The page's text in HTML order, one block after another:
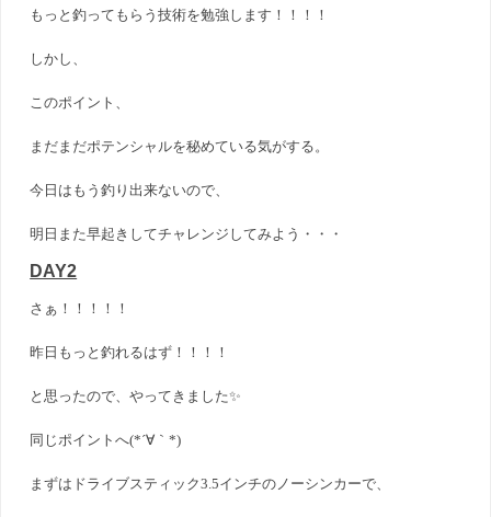
もっと釣ってもらう技術を勉強します！！！！
しかし、
このポイント、
まだまだポテンシャルを秘めている気がする。
今日はもう釣り出来ないので、
明日また早起きしてチャレンジしてみよう・・・
DAY2
さぁ！！！！！
昨日もっと釣れるはず！！！！
と思ったので、やってきました✨
同じポイントへ(*´∀｀*)
まずはドライブスティック3.5インチのノーシンカーで、